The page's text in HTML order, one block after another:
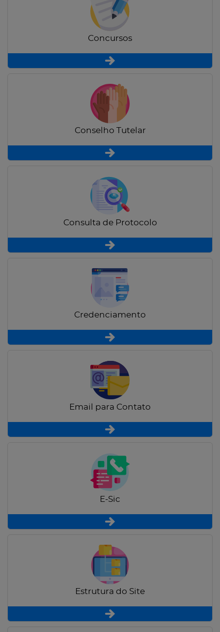
Concursos
Conselho Tutelar
Consulta de Protocolo
Credenciamento
Email para Contato
E-Sic
Estrutura do Site